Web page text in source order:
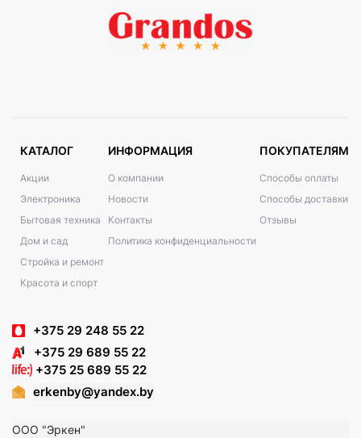
КАТАЛОГ
Акции
Электроника
Бытовая техника
Дом и сад
Стройка и ремонт
Красота и спорт
ИНФОРМАЦИЯ
О компании
Новости
Контакты
Политика конфиденциальности
ПОКУПАТЕЛЯМ
Способы оплаты
Способы доставки
Отзывы
+375 29 248 55 22
+375 29 689 55 22
+375 25 689 55 22
erkenby@yandex.by
ООО "Эркен"